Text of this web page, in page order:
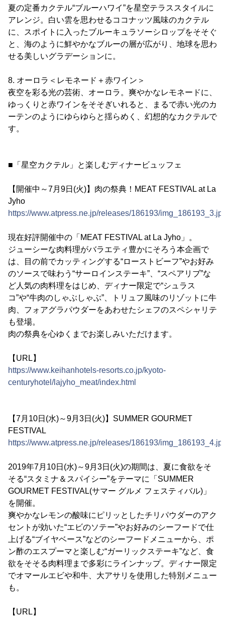
夏の定番カクテル“ブルーハワイ”を星空テラススタイルに
アレンジ。白い雲を思わせるココナッツ風味のカクテル
に、スポイトに入ったブルーキュラソーシロップをそそぐ
と、海のように鮮やかなブルーの層が広がり、地球を思わ
せる美しいグラデーションに。
8. オーロラ＜レモネード＋赤ワイン＞
夜空を彩る光の芸術、オーロラ。爽やかなレモネードに、
ゆっくりと赤ワインをそそぎいれると、まるで赤い光のカ
ーテンのようにゆらゆらと揺らめく、幻想的なカクテルで
す。
■「星空カクテル」と楽しむディナービュッフェ
【開催中～7月9日(火)】肉の祭典！MEAT FESTIVAL at La
Jyho
https://www.atpress.ne.jp/releases/186193/
現在好評開催中の「MEAT FESTIVAL at La Jyho」。
ジューシーな肉料理がバラエティ豊かにそろう本企画で
は、目の前でカッティングする“ローストビーフ”やお好み
のソースで味わう“サーロインステーキ”、“スペアリブ”な
ど人気の肉料理をはじめ、ディナー限定で“シュラス
コ”や“牛肉のしゃぶしゃぶ”、トリュフ風味のリゾットに牛
肉、フォアグラパウダーをあわせたシェフのスペシャリテ
も登場。
肉の祭典を心ゆくまでお楽しみいただけます。
【URL】
https://www.keihanhotels-resorts.co.jp/kyoto-
centuryhotel/lajyho_meat/index.html
【7月10日(水)～9月3日(火)】SUMMER GOURMET
FESTIVAL
https://www.atpress.ne.jp/releases/186193/
2019年7月10日(水)～9月3日(火)の期間は、夏に食欲をそ
そる“スタミナ＆スパイシー”をテーマに「SUMMER
GOURMET FESTIVAL(サマー グルメ フェスティバル)」
を開催。
爽やかなレモンの酸味にピリッとしたチリパウダーのアク
セントが効いた“エビのソテー”やお好みのシーフードで仕
上げる“ブイヤベース”などのシーフードメニューから、ポ
ン酢のエスプーマと楽しむ“ガーリックステーキ”など、食
欲をそそる肉料理まで多彩にラインナップ。ディナー限定
でオマールエビや和牛、大アサリを使用した特別メニュー
も。
【URL】